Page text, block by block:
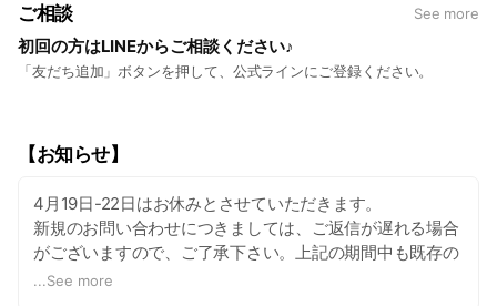
ご相談 See more
初回の方はLINEからご相談ください♪
「友だち追加」ボタンを押して、公式ラインにご登録ください。
【お知らせ】
4月19日-22日はお休みとさせていただきます。
新規のお問い合わせにつきましては、ご返信が遅れる場合
がございますので、ご了承下さい。上記の期間中も既存の
お客様のご対応は引き続き可能です。
...See more